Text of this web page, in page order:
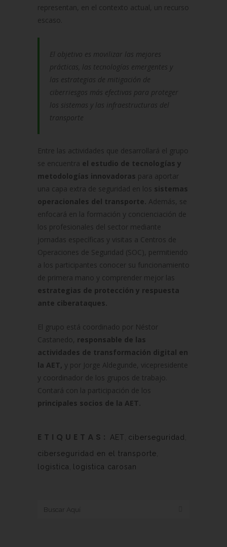
representan, en el contexto actual, un recurso
escaso.
El objetivo es movilizar las mejores
prácticas, las tecnologías emergentes y
las estrategias de mitigación de
ciberriesgos más efectivas para proteger
los sistemas y las infraestructuras del
transporte
Entre las actividades que desarrollará el grupo
se encuentra el estudio de tecnologías y
metodologías innovadoras para aportar
una capa extra de seguridad en los sistemas
operacionales del transporte. Además, se
enfocará en la formación y concienciación de
los profesionales del sector mediante
jornadas específicas y visitas a Centros de
Operaciones de Seguridad (SOC), permitiendo
a los participantes conocer su funcionamiento
de primera mano y comprender mejor las
estrategias de protección y respuesta
ante ciberataques.
El grupo está coordinado por Néstor
Castanedo, responsable de las
actividades de transformación digital en
la AET, y por Jorge Aldegunde, vicepresidente
y coordinador de los grupos de trabajo.
Contará con la participación de los
principales socios de la AET.
ETIQUETAS: AET ciberseguridad
ciberseguridad en el transporte
logistica
logistica carosan